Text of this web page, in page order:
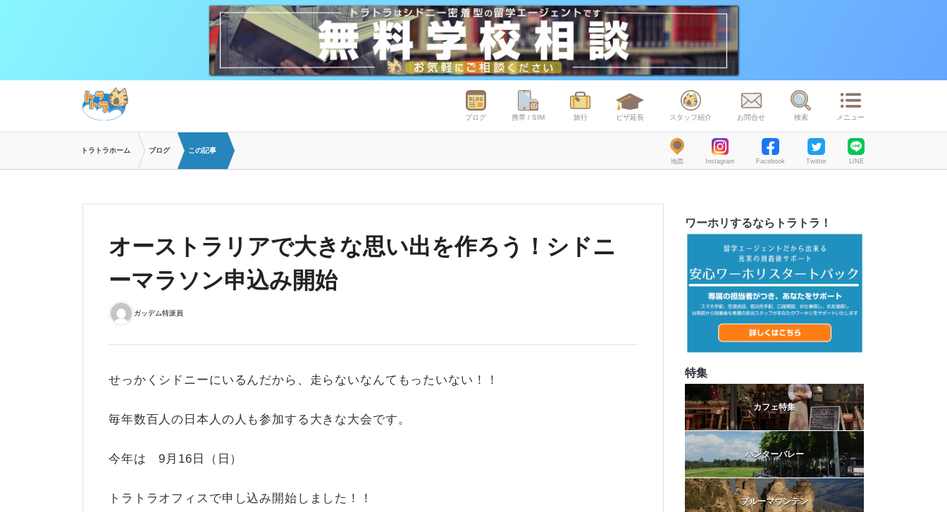
ブログ 携帯 / SIM 旅行 ビザ延長 スタッフ紹介 お問合せ 検索 メニュー
トラトラホーム ブログ この記事
地図 Instagram Facebook Twitter LINE
オーストラリアで大きな思い出を作ろう！シドニ
ーマラソン申込み開始
ガッデム特派員
せっかくシドニーにいるんだから、走らないなんてもったいない！！
毎年数百人の日本人の人も参加する大きな大会です。
今年は 9月16日（日）
トラトラオフィスで申し込み開始しました！！
ワーホリするならトラトラ！
特集
カフェ特集
ハンターバレー
ブルーマウンテン